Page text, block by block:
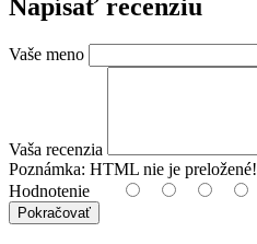
Napísať recenziu
Vaše meno
Vaša recenzia
Poznámka: HTML nie je preložené!
Hodnotenie
Pokračovať